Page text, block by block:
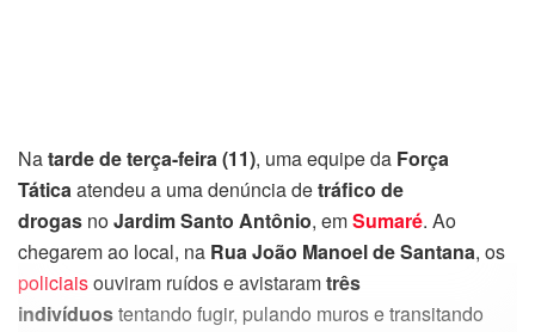
Natarde de terça-feira (11), uma equipe da Força
Tática atendeu a uma denúncia detráfico de
drogas noJardim Santo Antônio, emSumaré. Ao
chegarem ao local, na Rua João Manoel de Santana, os
policiaisouviram ruídos e avistaramtrês
indivíduostentando fugir, pulando muros e transitando